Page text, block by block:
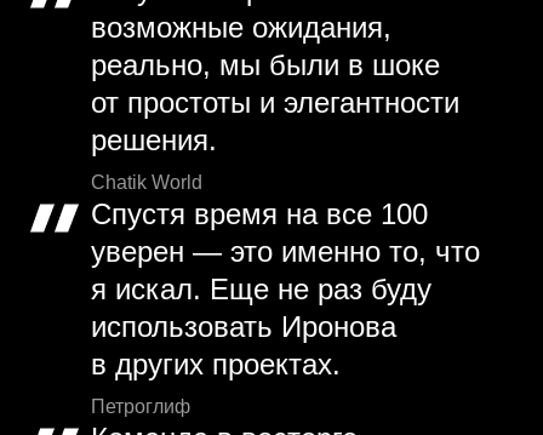
возможные ожидания,
реально, мы были в шоке
от простоты и элегантности
решения.
Chatik World
Спустя время на все 100
уверен — это именно то, что
я искал. Еще не раз буду
использовать Иронова
в других проектах.
Петроглиф